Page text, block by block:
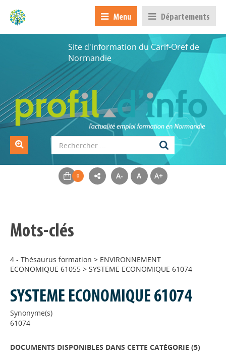
Menu Départements
Site d'information du Carif-Oref de
Normandie
A- A A+
Mots-clés
4 - Thésaurus formation > ENVIRONNEMENT
ECONOMIQUE 61055 > SYSTEME ECONOMIQUE 61074
SYSTEME ECONOMIQUE 61074
Synonyme(s)
61074
DOCUMENTS DISPONIBLES DANS CETTE CATÉGORIE (5)